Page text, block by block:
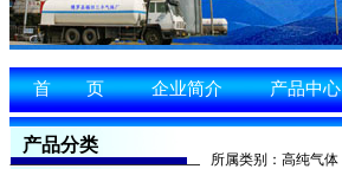
首 页 企业简介 产品中心
所属类别：高纯气体
产品分类